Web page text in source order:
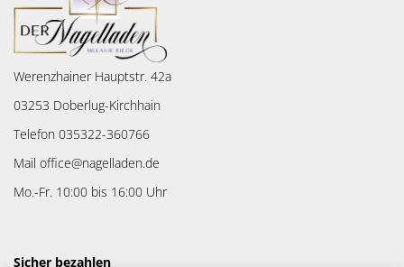
Werenzhainer Hauptstr. 42a
03253 Doberlug-Kirchhain
Telefon 035322-360766
Mail office@nagelladen.de
Mo.-Fr. 10:00 bis 16:00 Uhr
Sicher bezahlen